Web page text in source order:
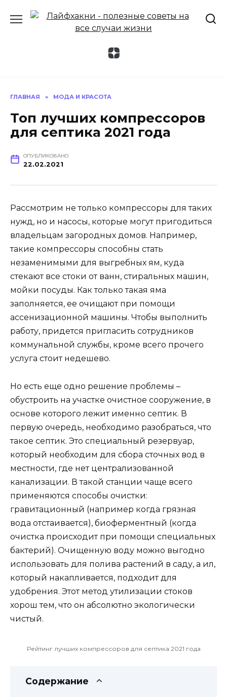
ГЛАВНАЯ » МОДА И КРАСОТА
Топ лучших компрессоров
для септика 2021 года
ОПУБЛИКОВАНО
22.02.2021
Рассмотрим не только компрессоры для таких
нужд, но и насосы, которые могут пригодиться
владельцам загородных домов. Например,
такие компрессоры способны стать
незаменимыми для выгребных ям, куда
стекают все стоки от ванн, стиральных машин,
мойки посуды. Как только такая яма
заполняется, ее очищают при помощи
ассенизационной машины. Чтобы выполнить
работу, придется пригласить сотрудников
коммунальной службы, кроме всего прочего
услуга стоит недешево.
Но есть еще одно решение проблемы –
обустроить на участке очистное сооружение, в
основе которого лежит именно септик. В
первую очередь, необходимо разобраться, что
такое септик. Это специальный резервуар,
который необходим для сбора сточных вод в
местности, где нет централизованной
канализации. В такой станции чаще всего
применяются способы очистки:
гравитационный (например когда грязная
вода отстаивается), биоферментный (когда
очистка происходит при помощи специальных
бактерий). Очищенную воду можно выгодно
использовать для полива растений в саду, а ил,
который накапливается, подходит для
удобрения. Этот метод утилизации стоков
хорош тем, что он абсолютно экологически
чистый.
Рейтинг лучших компрессоров для септика 2021 года
Содержание